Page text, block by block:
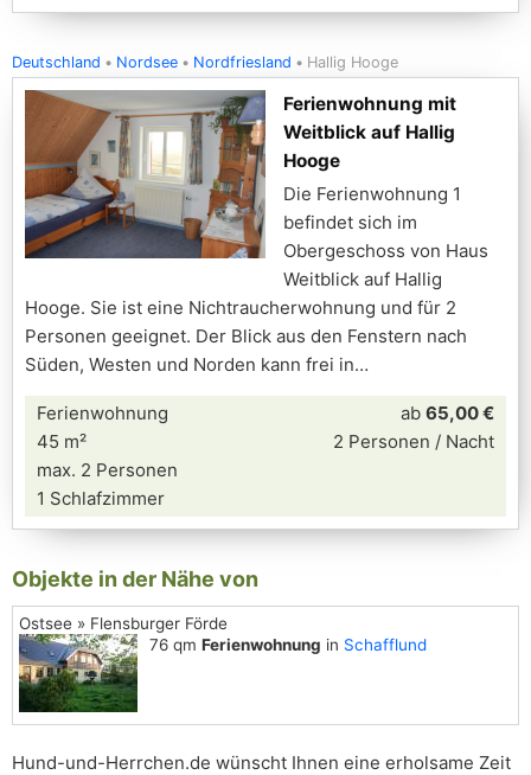
Deutschland Nordsee Nordfriesland Hallig Hooge
Ferienwohnung mit
Weitblick auf Hallig
Hooge
Die Ferienwohnung 1
befindet sich im
Obergeschoss von Haus
Weitblick auf Hallig
Hooge. Sie ist eine Nichtraucherwohnung und für 2
Personen geeignet. Der Blick aus den Fenstern nach
Süden, Westen und Norden kann frei in
Ferienwohnung
45 m²
max. 2 Personen
1 Schlafzimmer
ab 65,00 €
2 Personen / Nacht
Objekte in der Nähe von
Ostsee » Flensburger Förde
76 qm Ferienwohnung in Schafflund
Hund-und-Herrchen.de wünscht Ihnen eine erholsame Zeit